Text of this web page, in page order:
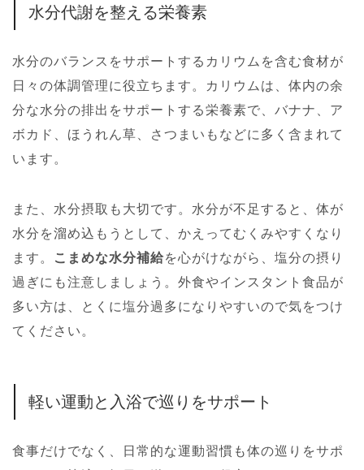
水分代謝を整える栄養素
水分のバランスをサポートするカリウムを含む食材が
日々の体調管理に役立ちます。カリウムは、体内の余
分な水分の排出をサポートする栄養素で、バナナ、ア
ボカド、ほうれん草、さつまいもなどに多く含まれて
います。
また、水分摂取も大切です。水分が不足すると、体が
水分を溜め込もうとして、かえってむくみやすくなり
ます。
こまめな水分補給を心がけながら、塩分の摂り
過ぎにも注意しましょう。外食やインスタント食品が
多い方は、とくに塩分過多になりやすいので気をつけ
てください。
軽い運動と入浴で巡りをサポート
食事だけでなく、日常的な運動習慣も体の巡りをサポ